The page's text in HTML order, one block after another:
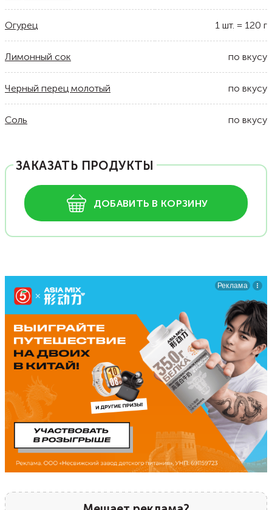
Огурец 1 шт. = 120 г
Лимонный сок по вкусу
Черный перец молотый по вкусу
Соль по вкусу
ЗАКАЗАТЬ ПРОДУКТЫ
ДОБАВИТЬ В КОРЗИНУ